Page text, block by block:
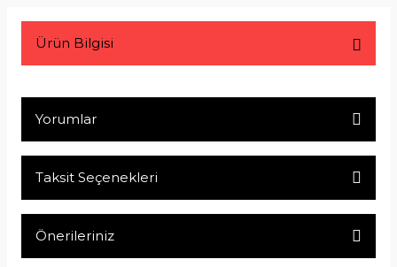
Ürün Bilgisi
Yorumlar
Taksit Seçenekleri
Önerileriniz